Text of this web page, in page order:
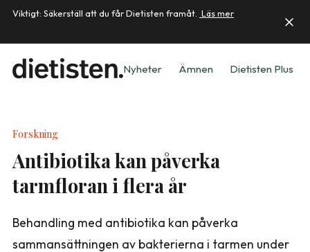
Viktigt: Säkerställ att du får Dietisten framåt. Läs mer
Nyheter Ämnen Dietisten Plus
Forskning
Antibiotika kan påverka
tarmfloran i flera år
Behandling med antibiotika kan påverka
sammansättningen av bakterierna i tarmen under